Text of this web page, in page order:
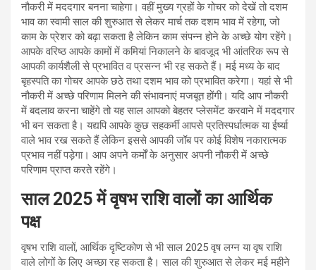
नौकरी में मददगार बनना चाहेगा। वहीं मुख्य ग्रहों के गोचर को देखें तो दशम
भाव का स्वामी साल की शुरुआत से लेकर मार्च तक दशम भाव में रहेगा, जो
काम के प्रेशर को बढ़ा सकता है लेकिन काम संपन्न होने के अच्छे योग रहेंगे।
आपके वरिष्ठ आपके कामों में कमियां निकालने के बावजूद भी आंतरिक रूप से
आपकी कार्यशैली से प्रभावित व प्रसन्न भी रह सकते हैं। मई मध्य के बाद
बृहस्पति का गोचर आपके छठे तथा दशम भाव को प्रभावित करेगा। यहां से भी
नौकरी में अच्छे परिणाम मिलने की संभावनाएं मजबूत होंगी। यदि आप नौकरी
में बदलाव करना चाहेंगे तो यह साल आपको बेहतर प्लेसमेंट करवाने में मददगार
भी बन सकता है। यद्यपि आपके कुछ सहकर्मी आपसे प्रतिस्पर्धात्मक या ईर्ष्या
वाले भाव रख सकते हैं लेकिन इससे आपकी जॉब पर कोई विशेष नकारात्मक
प्रभाव नहीं पड़ेगा। आप अपने कर्मों के अनुसार अपनी नौकरी में अच्छे
परिणाम प्राप्त करते रहेंगे।
साल 2025 में वृषभ राशि वालों का आर्थिक
पक्ष
वृषभ राशि वालों, आर्थिक दृष्टिकोण से भी साल 2025 वृष लग्न या वृष राशि
वाले लोगों के लिए अच्छा रह सकता है। साल की शुरुआत से लेकर मई महीने